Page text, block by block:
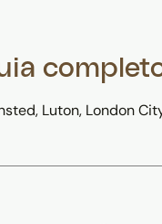
Luton, London